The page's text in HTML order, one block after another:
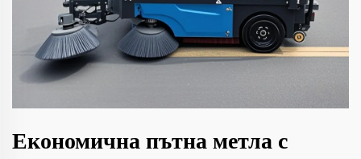
Економична пътна метла с